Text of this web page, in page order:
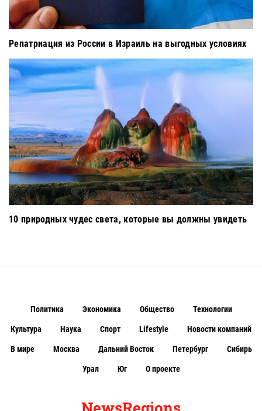
Репатриация из России в Израиль на выгодных условиях
10 природных чудес света, которые вы должны увидеть
Политика Экономика Общество Технологии
Культура Наука Спорт Lifestyle Новости компаний
В мире Москва Дальний Восток Петербург Сибирь
Урал Юг О проекте